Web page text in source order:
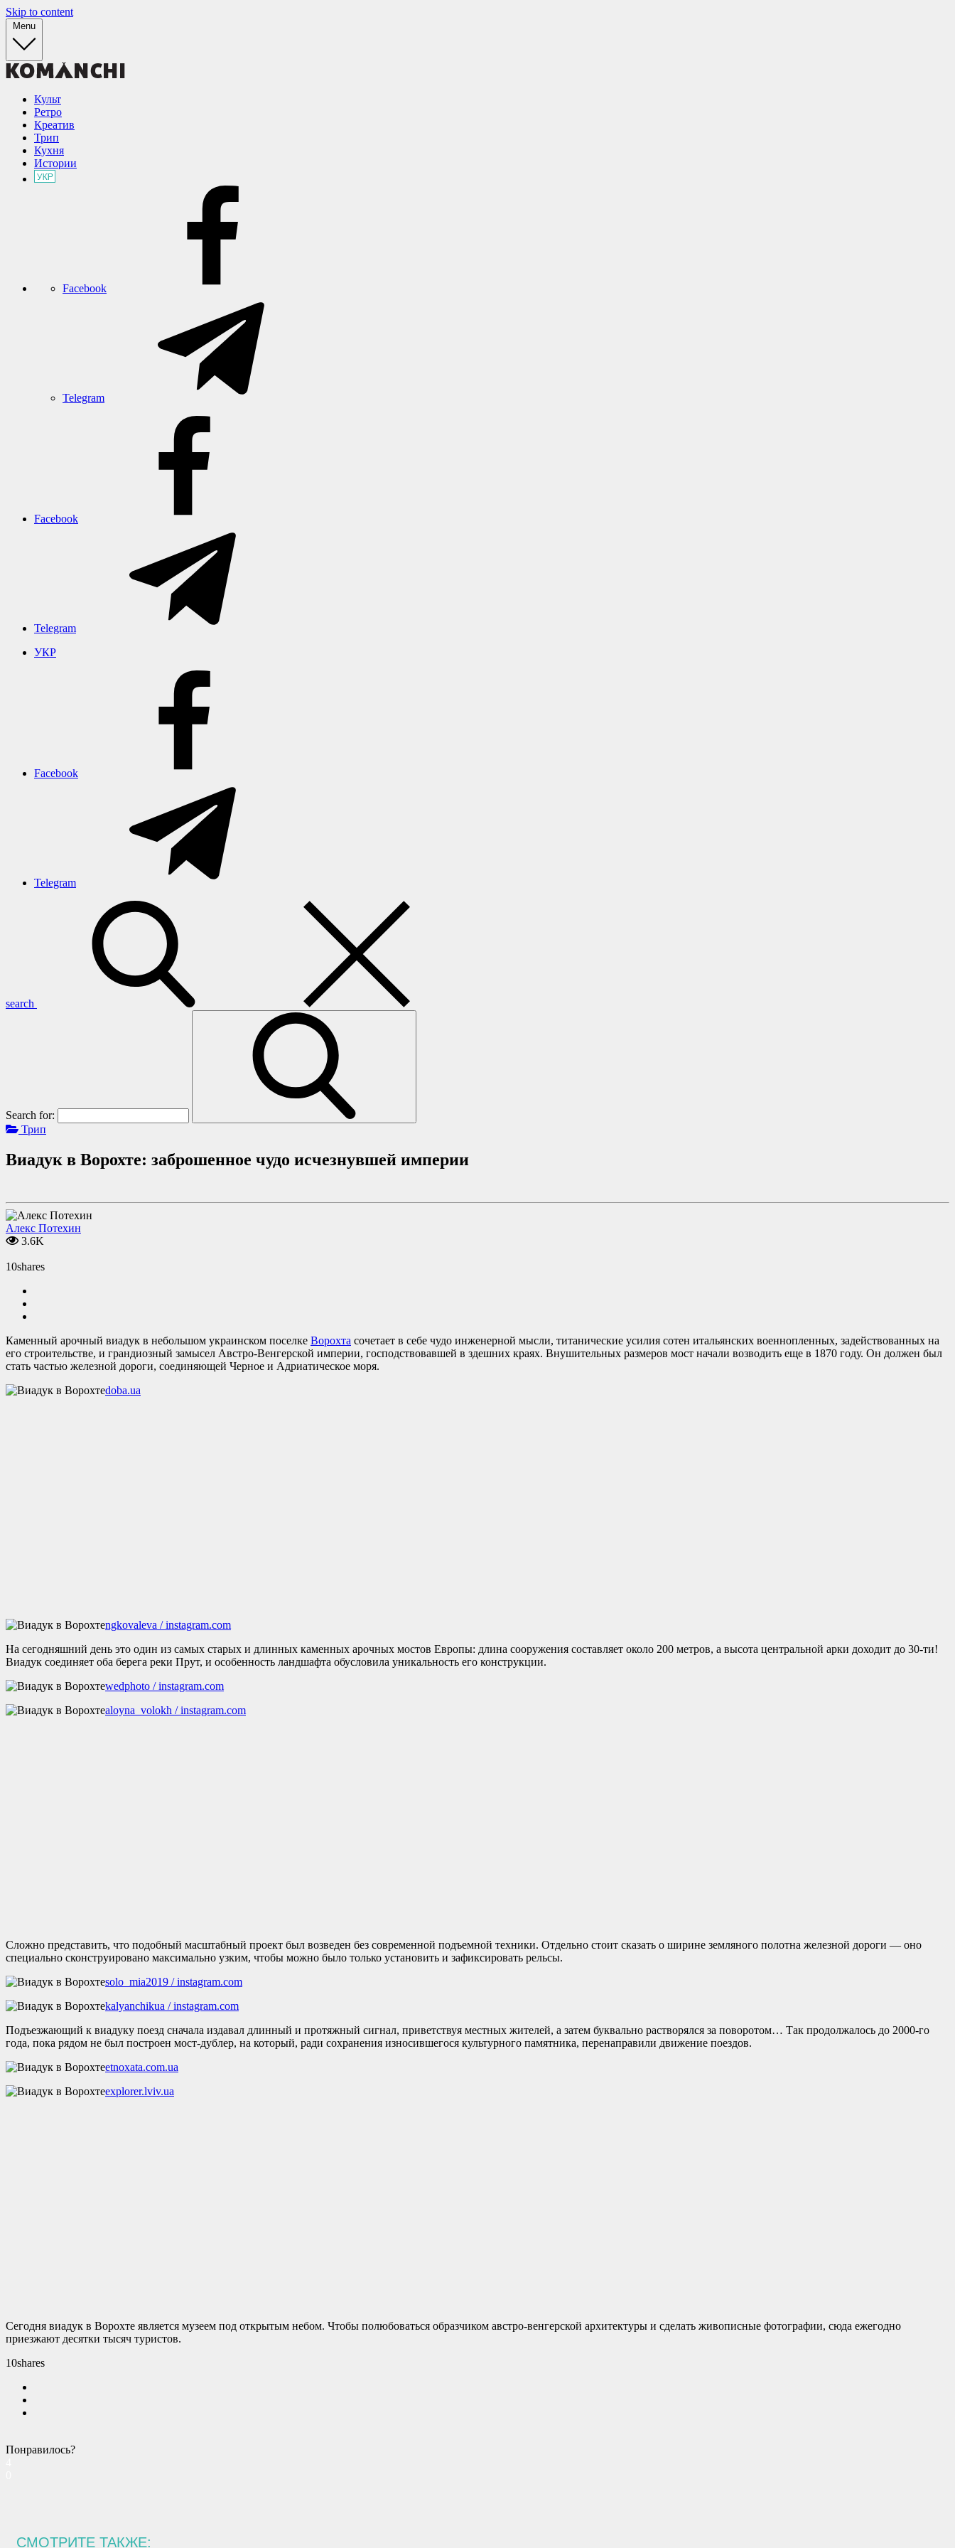
Skip to content
Menu
Культ
Ретро
Креатив
Трип
Кухня
Истории
Facebook
Telegram
Facebook
Telegram
УКР
Facebook
Telegram
search
Search for:
Трип
Виадук в Ворохте: заброшенное чудо исчезнувшей империи
Алекс Потехин
3.6K
10shares
Каменный арочный виадук в небольшом украинском поселке Ворохта сочетает в себе чудо инженерной мысли, титанические усилия сотен итальянских военнопленных, задействованных на
его строительстве, и грандиозный замысел Австро-Венгерской империи, господствовавшей в здешних краях. Внушительных размеров мост начали возводить еще в 1870 году. Он должен был
стать частью железной дороги, соединяющей Черное и Адриатическое моря.
doba.ua
ngkovaleva / instagram.com
На сегодняшний день это один из самых старых и длинных каменных арочных мостов Европы: длина сооружения составляет около 200 метров, а высота центральной арки доходит до 30-ти!
Виадук соединяет оба берега реки Прут, и особенность ландшафта обусловила уникальность его конструкции.
wedphoto / instagram.com
aloyna_volokh / instagram.com
Сложно представить, что подобный масштабный проект был возведен без современной подъемной техники. Отдельно стоит сказать о ширине земляного полотна железной дороги — оно
специально сконструировано максимально узким, чтобы можно было только установить и зафиксировать рельсы.
solo_mia2019 / instagram.com
kalyanchikua / instagram.com
Подъезжающий к виадуку поезд сначала издавал длинный и протяжный сигнал, приветствуя местных жителей, а затем буквально растворялся за поворотом… Так продолжалось до 2000-го
года, пока рядом не был построен мост-дублер, на который, ради сохранения износившегося культурного памятника, перенаправили движение поездов.
etnoxata.com.ua
explorer.lviv.ua
Сегодня виадук в Ворохте является музеем под открытым небом. Чтобы полюбоваться образчиком австро-венгерской архитектуры и сделать живописные фотографии, сюда ежегодно
приезжают десятки тысяч туристов.
10shares
Понравилось?
СМОТРИТЕ ТАКЖЕ: